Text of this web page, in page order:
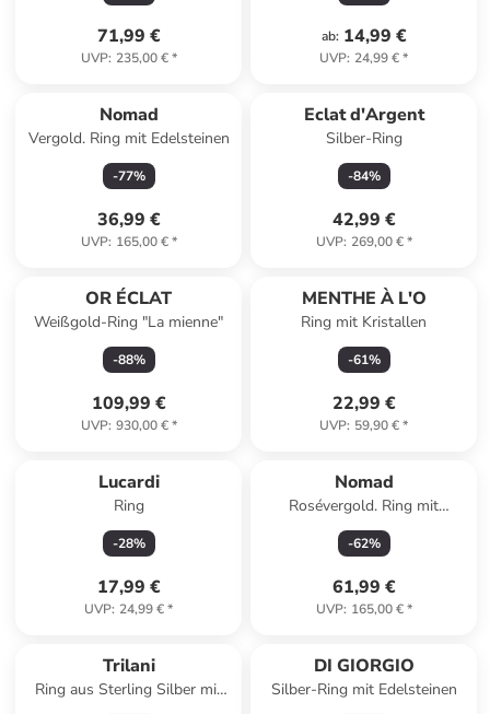
71,99 €
UVP: 235,00 €*
ab: 14,99 €
UVP: 24,99 €*
Nomad
Vergold. Ring mit Edelsteinen
-77%
36,99 €
UVP: 165,00 €*
Eclat d'Argent
Silber-Ring
-84%
42,99 €
UVP: 269,00 €*
OR ÉCLAT
Weißgold-Ring "La mienne"
-88%
109,99 €
UVP: 930,00 €*
MENTHE À L'O
Ring mit Kristallen
-61%
22,99 €
UVP: 59,90 €*
Lucardi
Ring
-28%
17,99 €
UVP: 24,99 €*
Nomad
Rosévergold. Ring mit
Edelsteinen
-62%
61,99 €
UVP: 165,00 €*
Trilani
Ring aus Sterling Silber mit
DI GIORGIO
Silber-Ring mit Edelsteinen